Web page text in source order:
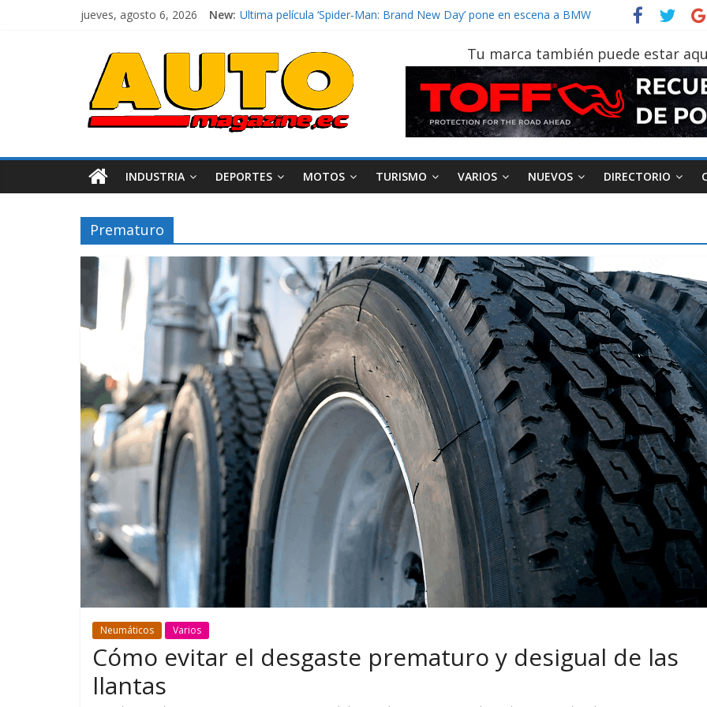
jueves, agosto 6, 2026 New: El costo de tener un vehículo gana protagonismo a la hora de decidir
¿Qué puede pasar con tu vehículo si permanece varios días sin usar?
La Vuelta al Ecuador 2026, edición 47ª, recorre 7 provincias en 8 días
La FEDAK recibe 12 Sinotruk Bolden para cubrir las rutas de La Vuelta
Tu marca también puede estar
INDUSTRIA DEPORTES MOTOS TURISMO VARIOS NUEVOS DIRECTORIO
Prematuro
Neumáticos Varios
Cómo evitar el desgaste prematuro y desigual de las
llantas
Movilidad Varios
GM reafirma su
compromiso con movilidad
más segura y conectada
Movilidad Turismo Varios
¿Qué puede pasar con tu
vehículo si permanece
varios días sin usar?
AEADE Industria Motociclismo
Movilidad
Campaña busca cambiar
destino de los
en la región